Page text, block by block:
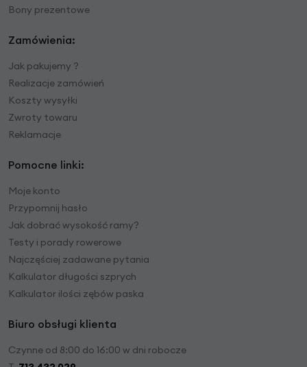
Bony prezentowe
Zamówienia:
Jak pakujemy ?
Realizacje zamówień
Koszty wysyłki
Zwroty towaru
Reklamacje
Pomocne linki:
Moje konto
Przypomnij hasło
Jak dobrać wysokość ramy?
Testy i porady rowerowe
Najczęściej zadawane pytania
Kalkulator długości szprych
Kalkulator ilości zębów paska
Biuro obsługi klienta
Czynne od 8:00 do 16:00 w dni robocze